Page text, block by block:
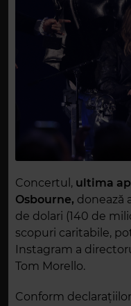
Concertul, ultima
Osbourne, donează
de dolari (140 de
scopuri caritabile,
Instagram a
Tom Morello.
Conform